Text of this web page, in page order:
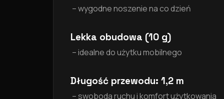
– wygodne noszenie na co dzień
Lekka obudowa (10 g)
– idealne do użytku mobilnego
Długość przewodu: 1,2 m
– swoboda ruchu i komfort użytkowania